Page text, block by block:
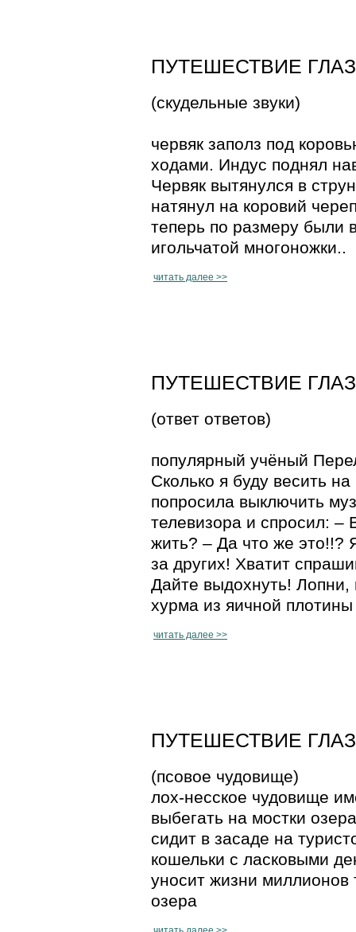
ПУТЕШЕСТВИЕ
(скудельные звуки)
червяк заполз под
ходами. Индус поднял
Червяк вытянулся в
натянул на коровий
теперь по размеру были
игольчатой многоножки..
читать далее >>
ПУТЕШЕСТВИЕ
(ответ ответов)
популярный учёный
Сколько я буду весить
попросила выключить
телевизора и спросил: –
жить? – Да что же это!!?
за других! Хватит
Дайте выдохнуть! Лопни,
хурма из яичной
читать далее >>
ПУТЕШЕСТВИЕ
(псовое чудовище)
лох-несское чудовище
выбегать на мостки
сидит в засаде на
кошельки с ласковыми
уносит жизни миллионов
озера